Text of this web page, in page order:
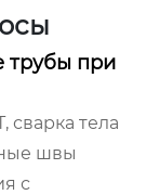
трубы при
сварка тела
швы
с